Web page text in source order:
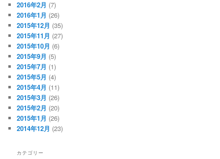
2016年2月 (7)
2016年1月 (26)
2015年12月 (35)
2015年11月 (27)
2015年10月 (6)
2015年9月 (5)
2015年7月 (1)
2015年5月 (4)
2015年4月 (11)
2015年3月 (26)
2015年2月 (20)
2015年1月 (26)
2014年12月 (23)
カテゴリー